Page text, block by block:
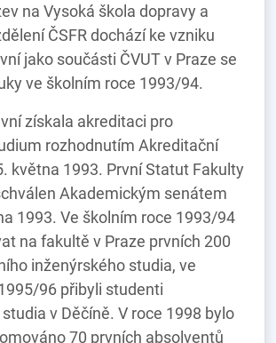
na Vysoká škola dopravy a
ČSFR dochází ke vzniku
jako součásti ČVUT v Praze se
ve školním roce 1993/94.
získala akreditaci pro
rozhodnutím Akreditační
května 1993. První Statut Fakulty
Akademickým senátem
1993. Ve školním roce 1993/94
na fakultě v Praze prvních 200
inženýrského studia, ve
96 přibyli studenti
v Děčíně. V roce 1998 bylo
70 prvních absolventů